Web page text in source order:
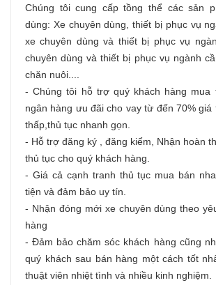
Chúng tôi cung cấp tồng thể các sản
dùng: Xe chuyên dùng, thiết bị phục vụ
xe chuyên dùng và thiết bị phục vụ
chuyên dùng và thiết bị phục vụ ngành
chăn nuôi....
- Chúng tôi hỗ trợ quý khách hàng mua
ngân hàng ưu đãi cho vay từ đến 70% giá
thấp,thủ tục nhanh gọn.
- Hỗ trợ đăng ký , đăng kiểm, Nhận hoàn
thủ tục cho quý khách hàng.
- Giá cả cạnh tranh thủ tục mua bán
tiện và đảm bảo uy tín.
- Nhận đóng mới xe chuyên dùng theo
hàng
- Đảm bảo chăm sóc khách hàng cũng
quý khách sau bán hàng một cách tốt
thuật viên nhiệt tình và nhiều kinh nghiệm.